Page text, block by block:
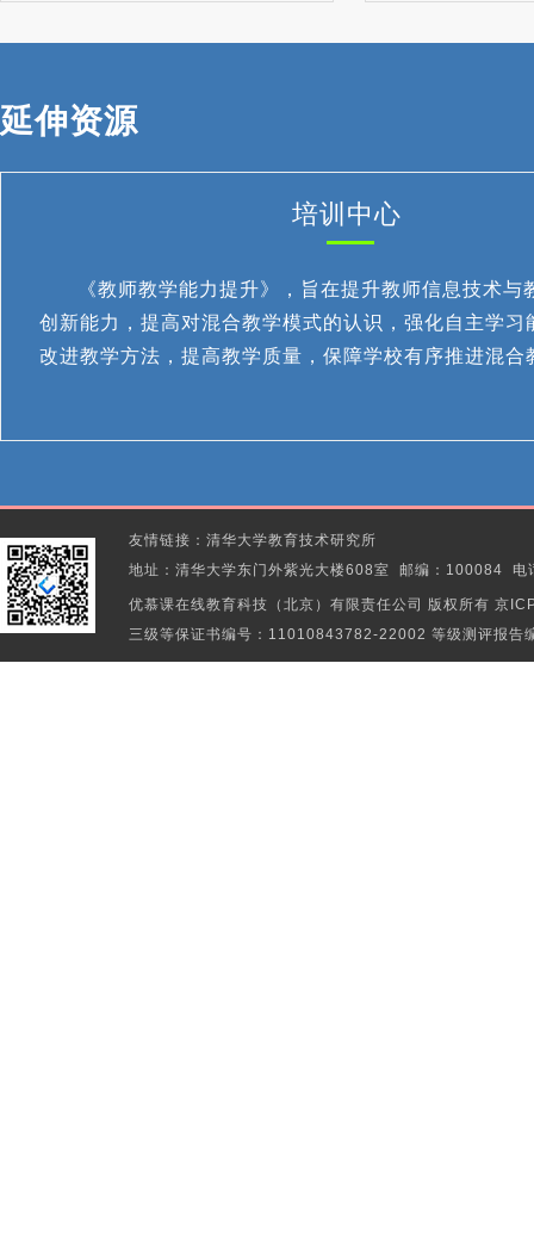
延伸资源
培训中心
《教师教学能力提升》，旨在提升教师信息技术与
创新能力，提高对混合教学模式的认识，强化自主学习
改进教学方法，提高教学质量，保障学校有序推进混合
友情链接：清华大学教育技术研究所
地址：清华大学东门外紫光大楼608室 邮编：100084
优慕课在线教育科技（北京）有限责任公司
版权所有 京
三级等保证书编号：11010843782-22002 等级测评报